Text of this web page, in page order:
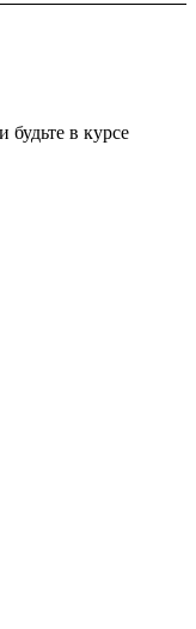
будьте в курсе